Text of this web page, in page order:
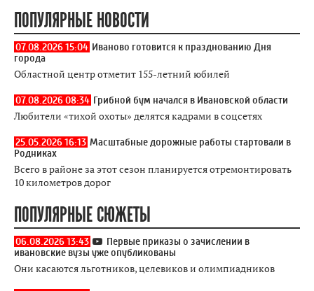
ПОПУЛЯРНЫЕ НОВОСТИ
07.08.2026 15:04 Иваново готовится к празднованию Дня
города
Областной центр отметит 155-летний юбилей
07.08.2026 08:34 Грибной бум начался в Ивановской области
Любители «тихой охоты» делятся кадрами в соцсетях
25.05.2026 16:13 Масштабные дорожные работы стартовали в
Родниках
Всего в районе за этот сезон планируется отремонтировать
10 километров дорог
ПОПУЛЯРНЫЕ СЮЖЕТЫ
06.08.2026 13:43
Первые приказы о зачислении в
ивановские вузы уже опубликованы
Они касаются льготников, целевиков и олимпиадников